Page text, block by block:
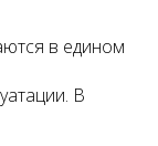
в едином
В